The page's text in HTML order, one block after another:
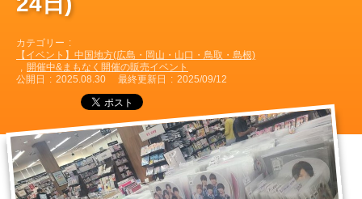
カテゴリー
【イベント】中国地方(広島・岡山・山口・鳥取・島根)
開催中&まもなく開催の販売イベント
公開日
2025.08.30 最終更新日 2025/09/12